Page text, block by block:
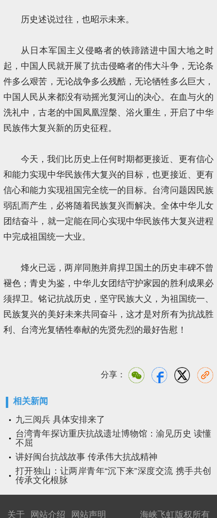
历史述说过往，也昭示未来。
从日本军国主义侵略者的铁蹄踏进中国大地之时
起，中国人民就开展了抗击侵略者的伟大斗争，无论条
件多么艰苦，无论战争多么残酷，无论牺牲多么巨大，
中国人民从来都没有动摇光复河山的决心。在血与火的
洗礼中，古老的中国凤凰涅槃、浴火重生，开启了中华
民族伟大复兴新的历史征程。
今天，我们比历史上任何时期都更接近、更有信心
和能力实现中华民族伟大复兴的目标，也更接近、更有
信心和能力实现祖国完全统一的目标。台湾问题因民族
弱乱而产生，必将随着民族复兴而解决。全体中华儿女
团结奋斗，就一定能在同心实现中华民族伟大复兴进程
中完成祖国统一大业。
烽火已远，两岸同胞并肩捍卫国土的历史丰碑不曾
褪色；青史为鉴，中华儿女团结守护家园的胜利成果必
须捍卫。铭记抗战历史，坚守民族大义，为祖国统一、
民族复兴的美好未来共同奋斗，这才是对所有为抗战胜
利、台湾光复牺牲奉献的先贤先烈的最好告慰！
分享：
相关新闻
九三阅兵 具体安排来了
台湾青年探访重庆抗战遗址博物馆：渝见历史 读懂
不屈
讲好闽台抗战故事 传承伟大抗战精神
打开独山：让两岸青年“沉下来”深度交流 携手共创
传承文化根脉
海峡飞虹版权所有
关于 网站介绍 网站声明